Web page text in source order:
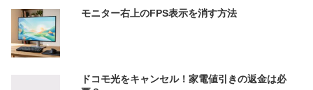
モニター右上のFPS表示を消す方法
ドコモ光をキャンセル！家電値引きの返金は必